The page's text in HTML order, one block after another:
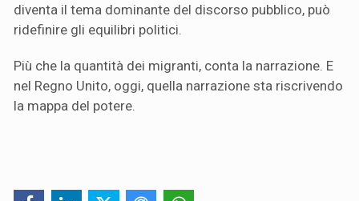
diventa il tema dominante del discorso pubblico, può
ridefinire gli equilibri politici.
Più che la quantità dei migranti, conta la narrazione. E
nel Regno Unito, oggi, quella narrazione sta riscrivendo
la mappa del potere.